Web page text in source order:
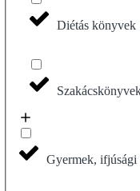
Diétás könyvek
Gyermek, ifjúsági